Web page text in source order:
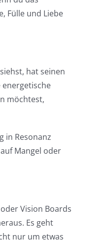
Fülle und Liebe
hat seinen
möchtest,
in Resonanz
Mangel oder
Vision Boards
Es geht
nur um etwas